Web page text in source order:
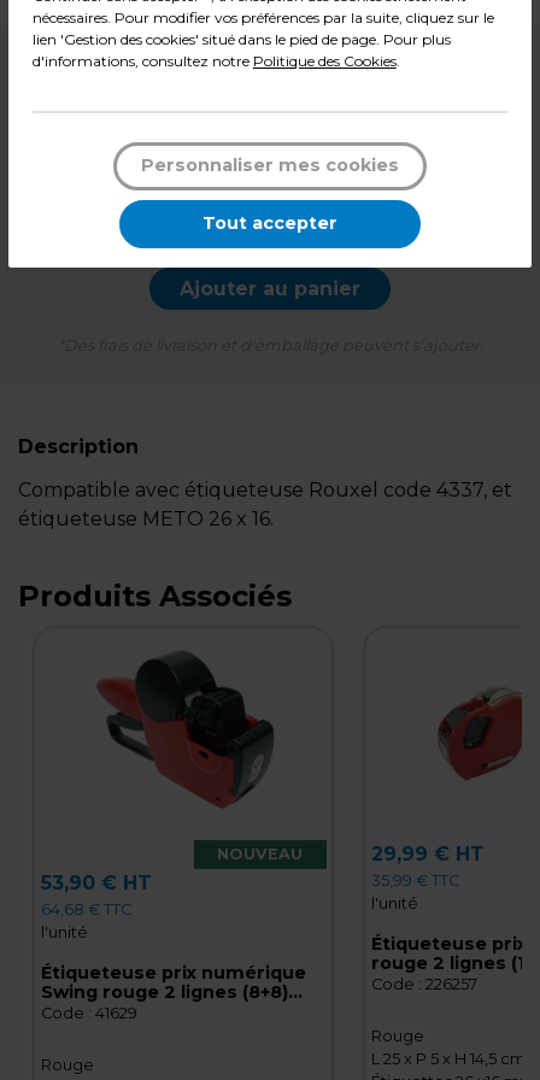
11,90€ HT
10 rlx de 1000
Quantité -
Ajouter au panier
Description
Compatible avec étiqueteuse Rouxel code 4337, et
étiqueteuse METO 26 x 16.
Produits Associés
NOUVEAU
53,90 € HT
64,68 € TTC
l'unité
Étiqueteuse prix numérique
Swing rouge 2 lignes (8+8)
pour étiquettes 26 x 16 mm -
Code : 41629
Rouge
29,99 € HT
35,99 € TTC
l'unité
Étiqueteuse prix
rouge 2 lignes
étiquettes 26 x
Code : 226257
Rouge
L 25 x P 5 x H 14,5 cm
nécessaires. Pour modifier vos préférences par la suite, cliquez sur le
lien 'Gestion des cookies' situé dans le pied de page. Pour plus
d'informations, consultez notre Politique des Cookies.
Personnaliser mes cookies
Tout accepter